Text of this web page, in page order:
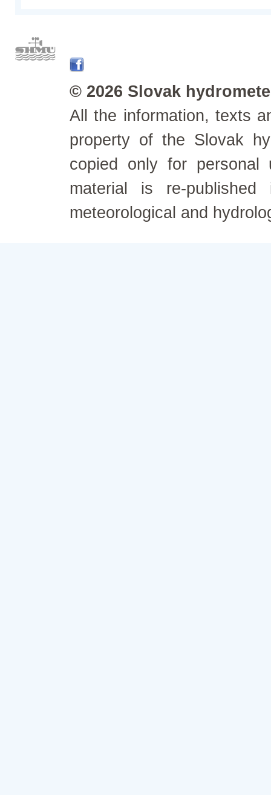
© 2026 Slovak
All the information, texts
property of the Slovak
copied only for personal
material is re-
meteorological and